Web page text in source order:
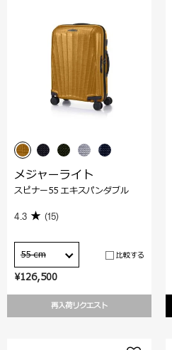
¥126,500
再入荷リクエスト
メジャーライト
スピナー55 エキスパンダブル
4.3 (15)
55 cm 比較する